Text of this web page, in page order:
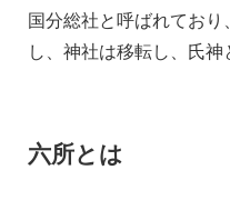
国分総社と呼ばれてお
し、神社は移転し、氏神
六所とは